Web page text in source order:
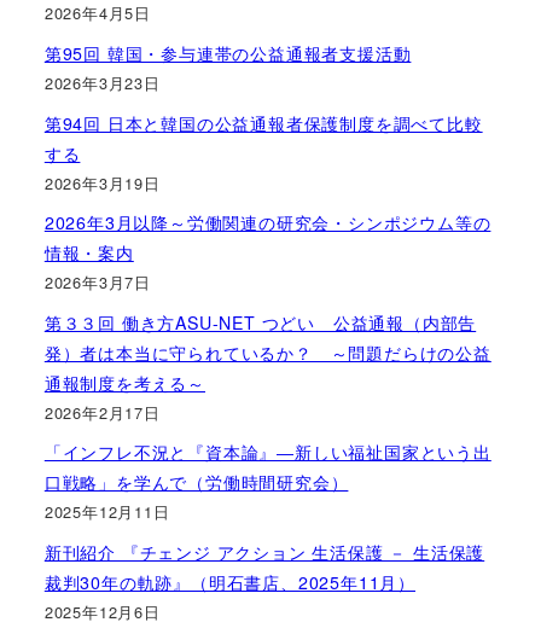
2026年4月5日
第95回 韓国・参与連帯の公益通報者支援活動
2026年3月23日
第94回 日本と韓国の公益通報者保護制度を調べて比較
する
2026年3月19日
2026年3月以降～労働関連の研究会・シンポジウム等の
情報・案内
2026年3月7日
第３３回 働き方ASU-NET つどい 公益通報（内部告
発）者は本当に守られているか？ ～問題だらけの公益
通報制度を考える～
2026年2月17日
「インフレ不況と『資本論』―新しい福祉国家という出
口戦略」を学んで（労働時間研究会）
2025年12月11日
新刊紹介 『チェンジ アクション 生活保護 － 生活保護
裁判30年の軌跡』（明石書店、2025年11月）
2025年12月6日